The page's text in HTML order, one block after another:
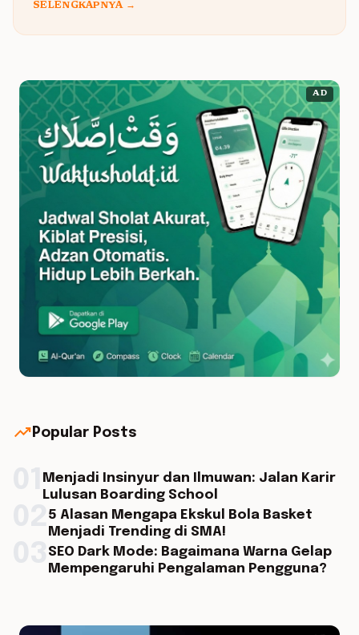
SELENGKAPNYA →
AD
trending_up Popular Posts
Menjadi Insinyur dan Ilmuwan: Jalan Karir
Lulusan Boarding School
5 Alasan Mengapa Ekskul Bola Basket
Menjadi Trending di SMA!
SEO Dark Mode: Bagaimana Warna Gelap
Mempengaruhi Pengalaman Pengguna?